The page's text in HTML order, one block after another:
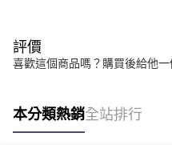
評價
喜歡這個商品嗎？購買後給他一
本分類熱銷全站排行